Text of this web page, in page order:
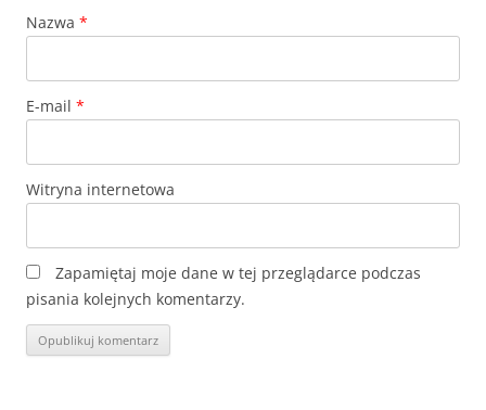
Nazwa *
E-mail *
Witryna internetowa
Zapamiętaj moje dane w tej przeglądarce podczas
pisania kolejnych komentarzy.